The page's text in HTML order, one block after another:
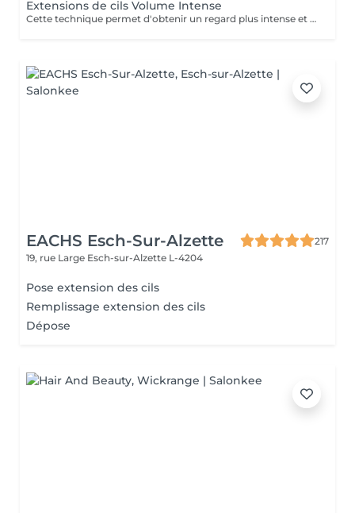
Extensions de cils Volume Intense
Cette technique permet d'obtenir un regard plus intense et dense grâce aux extensions de cils qui sont déposées sur les cils naturels en bouquets. Une dépose de cils devra être effectuée si votre dernière pose d'extensions de cils a été réalisée dans un institut extérieur. Sélectionnez la dépose de cils puis la pose d'extensions de cils de votre choix. Accessible à partir de 18 ans. A savoir pour la pose d'extensions de cils : chaque pose d'extensions de cils est différente, cela dépend du nombre de cils naturels et de la longueur de ceux-ci. La longueur et la courbure des extensions de cils peuvent varier selon la demande. Le remplissage devra être fait au bout de 2 ou 3 semaines selon la tenue des cils qui dépend du cycle naturel des cils ainsi que de leur santé. Une carte bancaire est requise pour ce service mais ne sera débitée qu'en cas de non-présentation sans préavis. Aucun frais ne sera appliqué si vous annulez votre rendez-vous par téléphone ou par vous-même en ligne.
EACHS Esch-Sur-Alzette
217
19, rue Large Esch-sur-Alzette L-4204
Pose extension des cils
Remplissage extension des cils
Dépose